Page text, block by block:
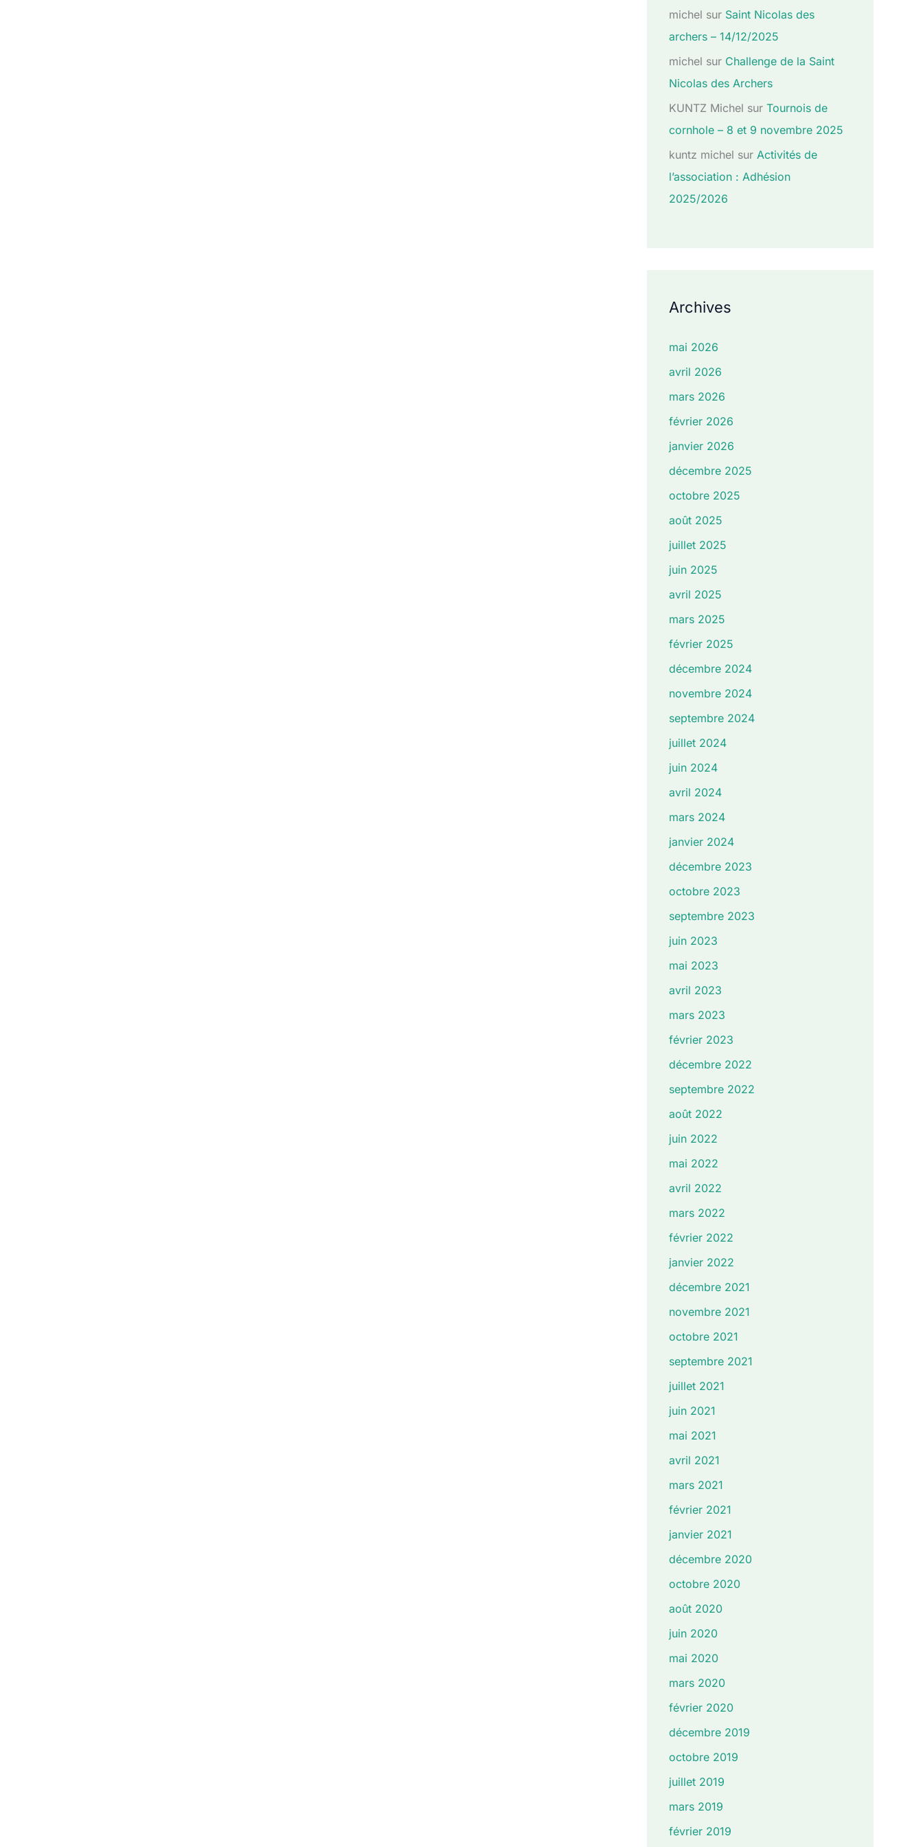
michel sur Saint Nicolas des
archers – 14/12/2025
michel sur Challenge de la Saint
Nicolas des Archers
KUNTZ Michel sur Tournois de
cornhole – 8 et 9 novembre 2025
kuntz michel sur Activités de
l’association : Adhésion
2025/2026
Archives
mai 2026
avril 2026
mars 2026
février 2026
janvier 2026
décembre 2025
octobre 2025
août 2025
juillet 2025
juin 2025
avril 2025
mars 2025
février 2025
décembre 2024
novembre 2024
septembre 2024
juillet 2024
juin 2024
avril 2024
mars 2024
janvier 2024
décembre 2023
octobre 2023
septembre 2023
juin 2023
mai 2023
avril 2023
mars 2023
février 2023
décembre 2022
septembre 2022
août 2022
juin 2022
mai 2022
avril 2022
mars 2022
février 2022
janvier 2022
décembre 2021
novembre 2021
octobre 2021
septembre 2021
juillet 2021
juin 2021
mai 2021
avril 2021
mars 2021
février 2021
janvier 2021
décembre 2020
octobre 2020
août 2020
juin 2020
mai 2020
mars 2020
février 2020
décembre 2019
octobre 2019
juillet 2019
mars 2019
février 2019